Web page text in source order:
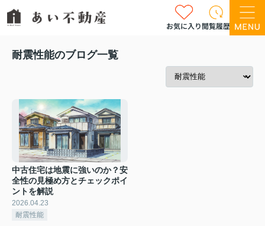
お気に入り閲覧履歴
耐震性能のブログ一覧
中古住宅は地震に強いのか？安
全性の見極め方とチェックポイ
ントを解説
2026.04.23
耐震性能